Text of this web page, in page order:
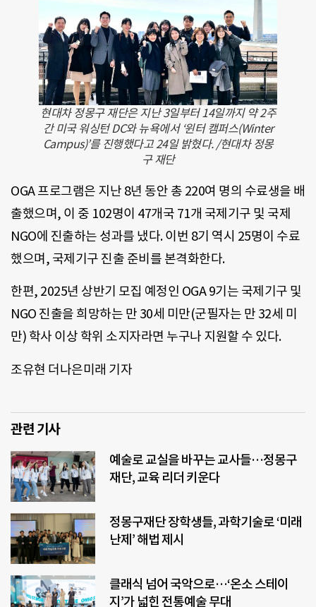
현대차 정몽구 재단은 지난 3일부터 14일까지 약 2주
간 미국 워싱턴 DC와 뉴욕에서 ‘윈터 캠퍼스(Winter
Campus)’를 진행했다고 24일 밝혔다. /현대차 정몽
구 재단
OGA 프로그램은 지난 8년 동안 총 220여 명의 수료생을 배
출했으며, 이 중 102명이 47개국 71개 국제기구 및 국제
NGO에 진출하는 성과를 냈다. 이번 8기 역시 25명이 수료
했으며, 국제기구 진출 준비를 본격화한다.
한편, 2025년 상반기 모집 예정인 OGA 9기는 국제기구 및
NGO 진출을 희망하는 만 30세 미만(군필자는 만 32세 미
만) 학사 이상 학위 소지자라면 누구나 지원할 수 있다.
조유현 더나은미래 기자
관련 기사
예술로 교실을 바꾸는 교사들…정몽구
재단, 교육 리더 키운다
정몽구재단 장학생들, 과학기술로 ‘미래
난제’ 해법 제시
클래식 넘어 국악으로…‘온소 스테이
지’가 넓힌 전통예술 무대